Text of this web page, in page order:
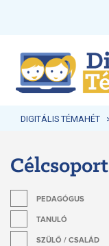
DIGITÁLIS TÉMAHÉT
Célcsoport
PEDAGÓGUS
TANULÓ
SZÜLŐ / CSALÁD